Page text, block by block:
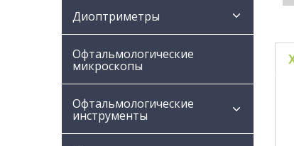
Диоптриметры
Офтальмологические
микроскопы
Офтальмологические
инструменты